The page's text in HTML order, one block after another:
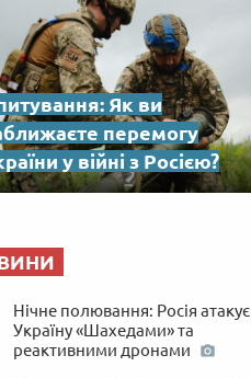
Як ви
перемогу
у війні з Росією?
Нічне полювання: Росія атакує
Україну «Шахедами» та
реактивними дронами